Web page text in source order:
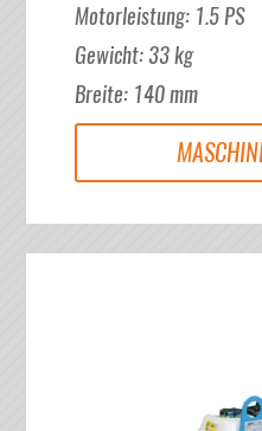
Motorleistung: 1.5PS
Gewicht:33kg
Breite: 140mm